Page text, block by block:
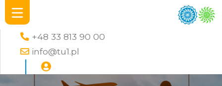
+48 33 813 90 00
info@tu1.pl